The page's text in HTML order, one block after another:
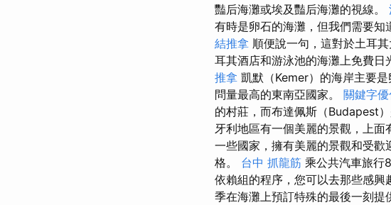
豔后海灘或埃及豔后海灘的視線。
有時是卵石的海灘，但我們需要知
結推拿 順便說一句，這對於土耳
耳其酒店和游泳池的海灘上免費日
推拿 凱默（Kemer）的海岸主要
問量最高的東南亞國家。 關鍵字
的村莊，而布達佩斯（Budapest
牙利地區有一個美麗的景觀，上面
一些國家，擁有美麗的景觀和受
格。 台中 抓龍筋 乘公共汽車旅行
依賴組的程序，您可以去那些感
季在海灘上預訂特殊的最後一刻提